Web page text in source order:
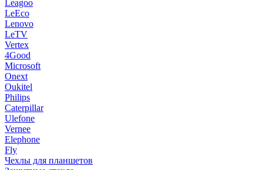
Leagoo
LeEco
Lenovo
LeTV
Vertex
4Good
Microsoft
Onext
Oukitel
Philips
Caterpillar
Ulefone
Vernee
Elephone
Fly
Чехлы для планшетов